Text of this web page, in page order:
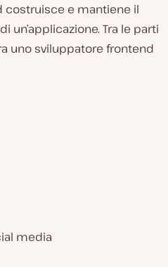
costruisce e mantiene il
un’applicazione. Tra le parti
uno sviluppatore frontend
media